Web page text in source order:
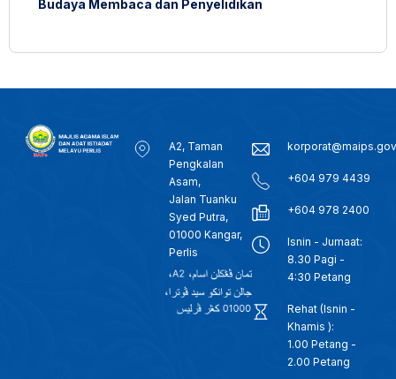
Budaya Membaca dan Penyelidikan
A2, Taman
Pengkalan
Asam,
Jalan Tuanku
Syed Putra,
01000 Kangar,
Perlis
+604 979 4439
+604 978 2400
Isnin - Jumaat:
8.30 Pagi -
4:30 Petang
Rehat (Isnin -
Khamis ):
1.00 Petang -
2.00 Petang